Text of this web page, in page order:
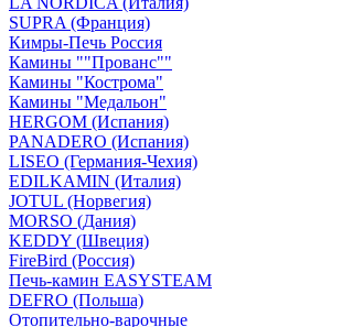
SUPRA (Франция)
Кимры-Печь Россия
Камины ""Прованс""
Камины "Кострома"
Камины "Медальон"
HERGOM (Испания)
PANADERO (Испания)
LISEO (Германия-Чехия)
EDILKAMIN (Италия)
JOTUL (Норвегия)
MORSO (Дания)
KEDDY (Швеция)
FireBird (Россия)
Печь-камин EASYSTEAM
DEFRO (Польша)
Отопительно-варочные